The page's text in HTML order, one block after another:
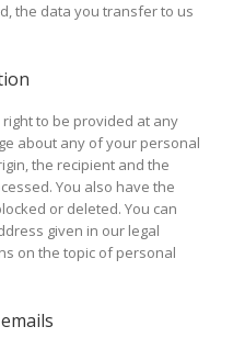
the data you transfer to us
to be provided at any
about any of your personal
the recipient and the
You also have the
or deleted. You can
given in our legal
on the topic of personal